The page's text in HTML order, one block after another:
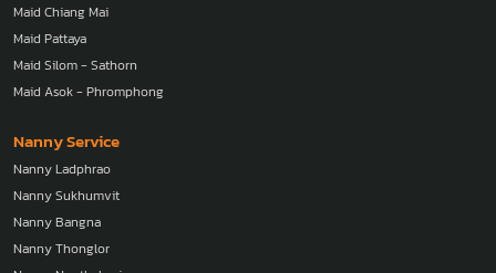
Maid Chiang Mai
Maid Pattaya
Maid Silom - Sathorn
Maid Asok - Phromphong
Nanny Service
Nanny Ladphrao
Nanny Sukhumvit
Nanny Bangna
Nanny Thonglor